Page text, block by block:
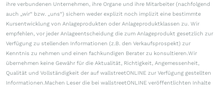
ihre verbundenen Unternehmen, ihre Organe und ihre Mitarbeiter (nachfolgend
auch „wir“ bzw. „uns“) sichern weder explizit noch implizit eine bestimmte
Kursentwicklung von Anlageprodukten oder Anlageproduktklassen zu. Wir
empfehlen, vor jeder Anlageentscheidung die zum Anlageprodukt gesetzlich zur
Verfügung zu stellenden Informationen (z.B. den Verkaufsprospekt) zur
Kenntnis zu nehmen und einen fachkundigen Berater zu konsultieren.Wir
übernehmen keine Gewähr für die Aktualität, Richtigkeit, Angemessenheit,
Qualität und Vollständigkeit der auf wallstreetONLINE zur Verfügung gestellten
Informationen.Machen Leser die bei wallstreetONLINE veröffentlichten Inhalte